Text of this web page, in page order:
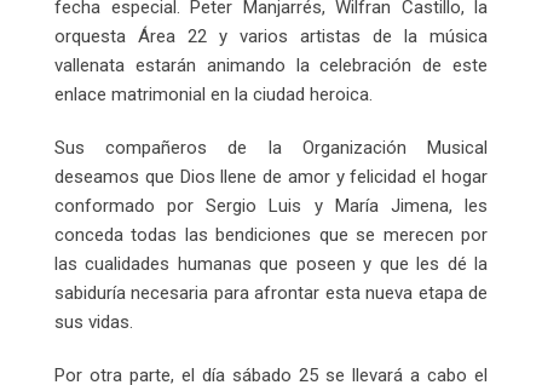
fecha especial. Peter Manjarrés, Wilfran Castillo, la
orquesta Área 22 y varios artistas de la música
vallenata estarán animando la celebración de este
enlace matrimonial en la ciudad heroica.
Sus compañeros de la Organización Musical
deseamos que Dios llene de amor y felicidad el hogar
conformado por Sergio Luis y María Jimena, les
conceda todas las bendiciones que se merecen por
las cualidades humanas que poseen y que les dé la
sabiduría necesaria para afrontar esta nueva etapa de
sus vidas.
Por otra parte, el día sábado 25 se llevará a cabo el